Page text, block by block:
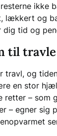
ikke
lækkert og
dig tid og
til travle
travl, og
en stor
retter – som
– egner sig